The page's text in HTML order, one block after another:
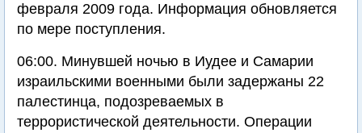
февраля 2009 года. Информация обновляется
по мере поступления.
06:00. Минувшей ночью в Иудее и Самарии
израильскими военными были задержаны 22
палестинца, подозреваемых в
террористической деятельности. Операции